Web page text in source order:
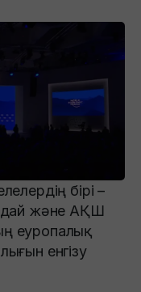
бірі –
және АҚШ
еуропалық
енгізу